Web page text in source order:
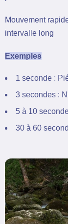
Mouvement
intervalle long
Exemples
1 seconde :
3 secondes :
5 à 10
30 à 60